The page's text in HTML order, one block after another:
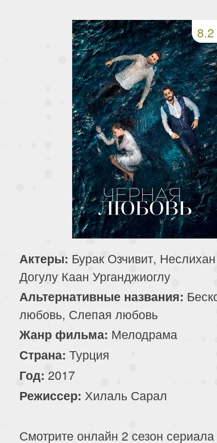
163 серия
164 серия 165 серия
167 серия
168 серия 169 серия
171 серия
172 серия 173 серия
175 серия
176 серия 177 серия
179 серия
180 серия 181 серия
183 серия
184 серия 185 серия
187 серия
188 серия 189 серия
191 серия
192 серия 193 серия
195 серия
196 серия 197 серия
199 серия
200 серия 201 серия
203 серия
204 серия 205 серия
207 серия
208 серия 209 серия
211 серия
212 серия 213 серия
215 серия
217 серия
219 серия
223 серия
224 серия 225 серия
8.2
Актеры: Бурак Озчивит,
Догулу Каан Урганджиоглу
Альтернативные названия:
любовь, Слепая любовь
Жанр фильма: Мелодрама
Страна: Турция
Год: 2017
Режиссер: Хилаль Сарал
Смотрите онлайн 2 сезон